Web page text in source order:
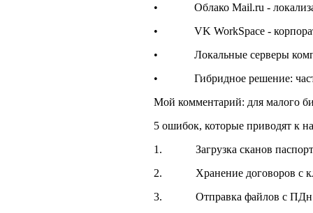
• Облако Mail.ru -
• VK WorkSpace -
• Локальные серверы
• Гибридное решение: часть
Мой комментарий: для малого
5 ошибок, которые приводят к
1. Загрузка сканов
2. Хранение договоров с
3. Отправка файлов с ПДн